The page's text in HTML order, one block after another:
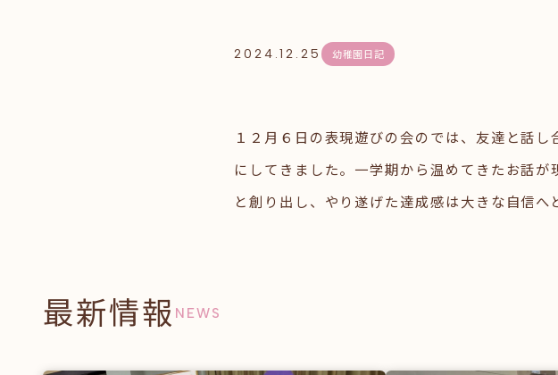
2024.12.25 幼稚園日記
１２月６日の表現遊びの会のでは、友達と話
にしてきました。一学期から温めてきたお話
と創り出し、やり遂げた達成感は大きな自信へ
NEWS
最新情報